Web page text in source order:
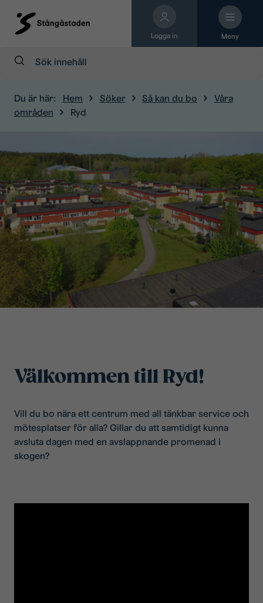
Logga in Meny
Sök:
Du är här: Hem Söker Så kan du bo
Våra
områden
Ryd
Välkommen till Ryd!
Vill du bo nära ett centrum med all tänkbar service och
mötesplatser för alla? Gillar du att samtidigt kunna
avsluta dagen med en avslappnande promenad i
skogen?